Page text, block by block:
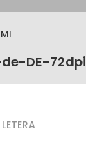
DE-72dpi